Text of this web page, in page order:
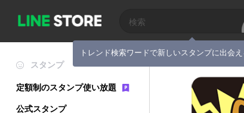
トレンド検索ワードで新しいスタンプに出会え
スタンプ
定額制のスタンプ使い放題
公式スタンプ